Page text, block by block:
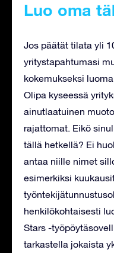
Luo oma
Jos päätät tilata yli
yritystapahtumasi
kokemukseksi
Olipa kyseessä
ainutlaatuinen
rajattomat. Eikö
tällä hetkellä? Ei
antaa niille nimet
esimerkiksi
henkilökohtaisesti
Stars -
tarkastella jokaista